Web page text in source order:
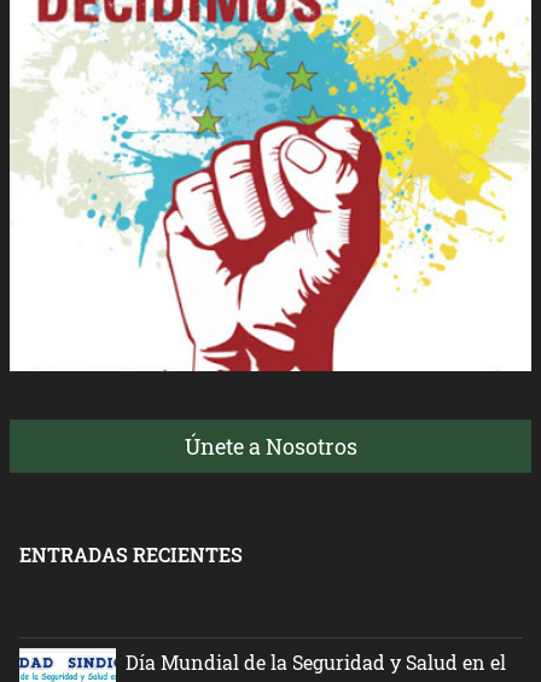
Únete a Nosotros
ENTRADAS RECIENTES
Día Mundial de la Seguridad y Salud en el